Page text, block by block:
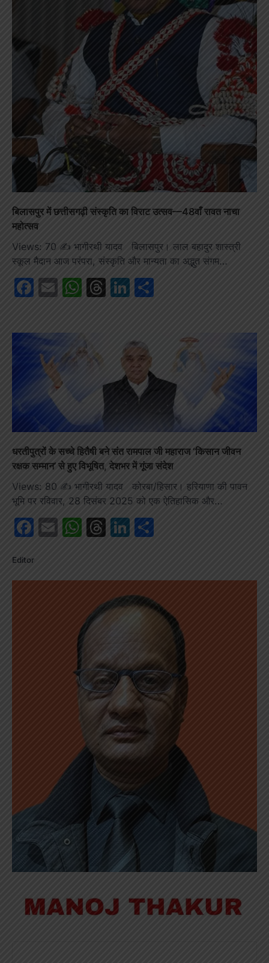
बिलासपुर में छत्तीसगढ़ी संस्कृति का विराट उत्सव—48वाँ रावत नाचा
महोत्सव
Views: 70 ✍️ भागीरथी यादव बिलासपुर। लाल बहादुर शास्त्री
स्कूल मैदान आज परंपरा, संस्कृति और मान्यता का अद्भुत संगम…
Facebook
EmailWhatsApp
Threads
LinkedIn
धरतीपुत्रों के सच्चे हितैषी बने संत रामपाल जी महाराज ‘किसान जीवन
रक्षक सम्मान’ से हुए विभूषित, देशभर में गूंजा संदेश
Views: 80 ✍️ भागीरथी यादव कोरबा/हिसार। हरियाणा की पावन
भूमि पर रविवार, 28 दिसंबर 2025 को एक ऐतिहासिक और…
Facebook
EmailWhatsApp
Threads
LinkedIn
Editor